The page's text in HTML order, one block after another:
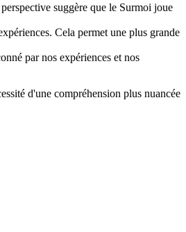
suggère que le Surmoi joue
Cela permet une plus grande
par nos expériences et nos
d'une compréhension plus nuancée